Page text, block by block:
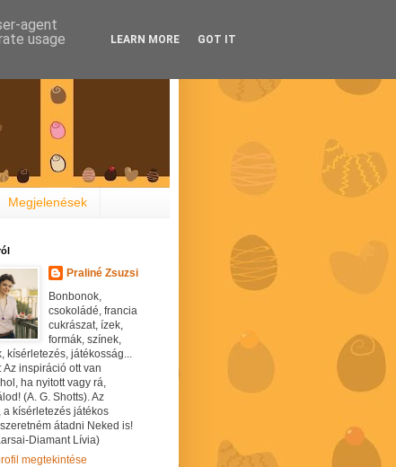
Megjelenések
Praliné Zsuzsi
Bonbonok,
csokoládé, francia
cukrászat, ízek,
formák, színek,
kísérletezés, játékosság...
Az inspiráció ott van
ha nyitott vagy rá,
(A. G. Shotts). Az
a kísérletezés játékos
átadni Neked is!
Diamant Lívia)
megtekintése
agent
usage
LEARN MORE GOT IT